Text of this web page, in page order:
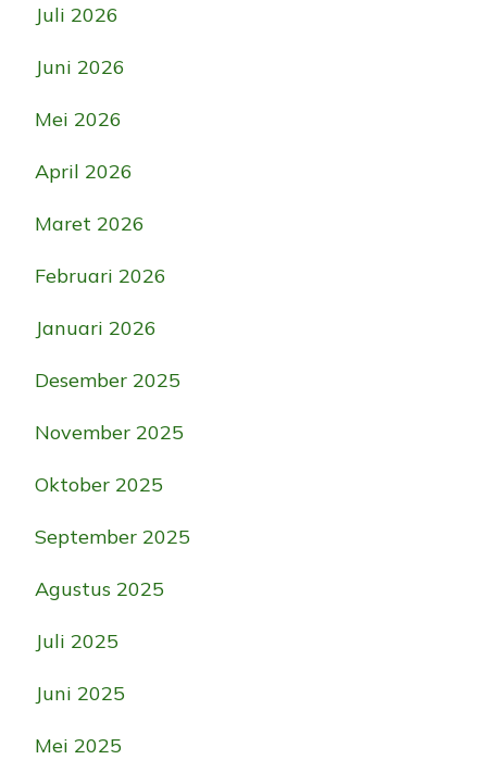
Juli 2026
Juni 2026
Mei 2026
April 2026
Maret 2026
Februari 2026
Januari 2026
Desember 2025
November 2025
Oktober 2025
September 2025
Agustus 2025
Juli 2025
Juni 2025
Mei 2025